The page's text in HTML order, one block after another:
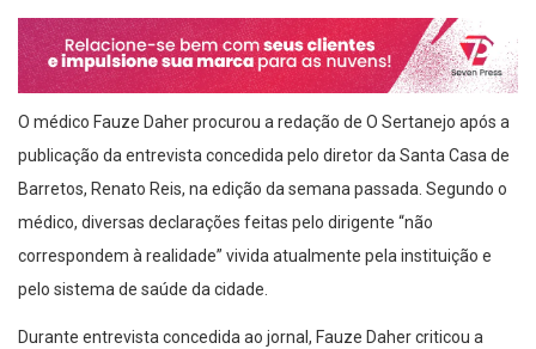
O médico Fauze Daher procurou a redação de O Sertanejo após a
publicação da entrevista concedida pelo diretor da Santa Casa de
Barretos, Renato Reis, na edição da semana passada. Segundo o
médico, diversas declarações feitas pelo dirigente “não
correspondem à realidade” vivida atualmente pela instituição e
pelo sistema de saúde da cidade.
Durante entrevista concedida ao jornal, Fauze Daher criticou a